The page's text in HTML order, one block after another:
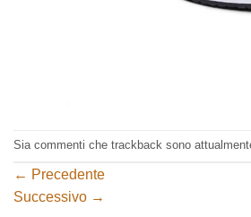
Sia commenti che trackback sono
← Precedente
Successivo →